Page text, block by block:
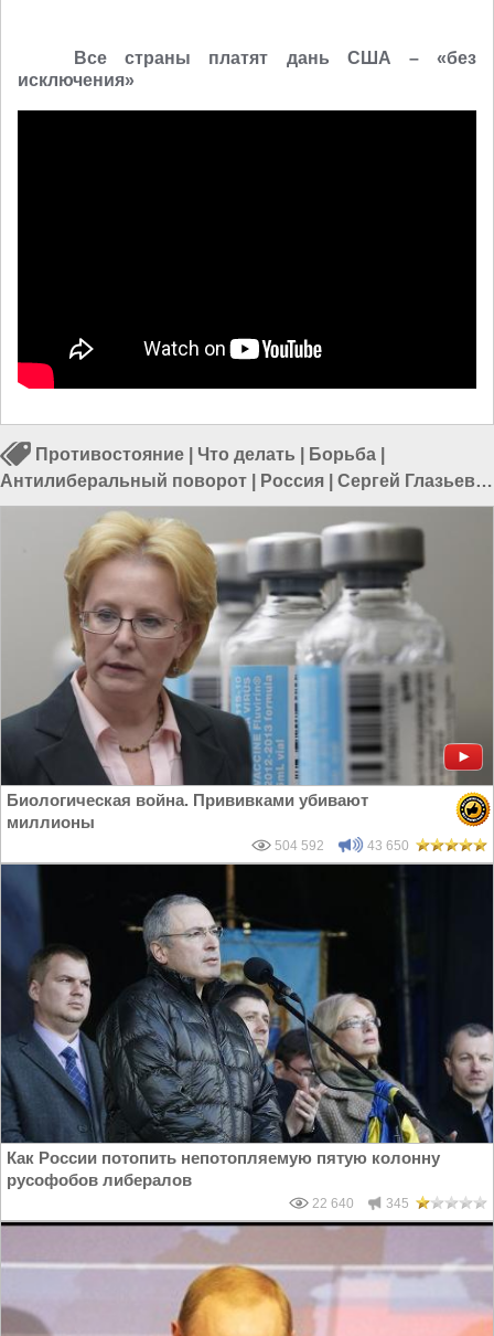
Все страны платят дань США – «без
исключения»
Противостояние Что делать Борьба
Антилиберальный поворот
Россия Сергей Глазьев|
США
Биологическая война. Прививками убивают
миллионы
504 592 43 650
Как России потопить непотопляемую пятую колонну
русофобов либералов
22 640 345